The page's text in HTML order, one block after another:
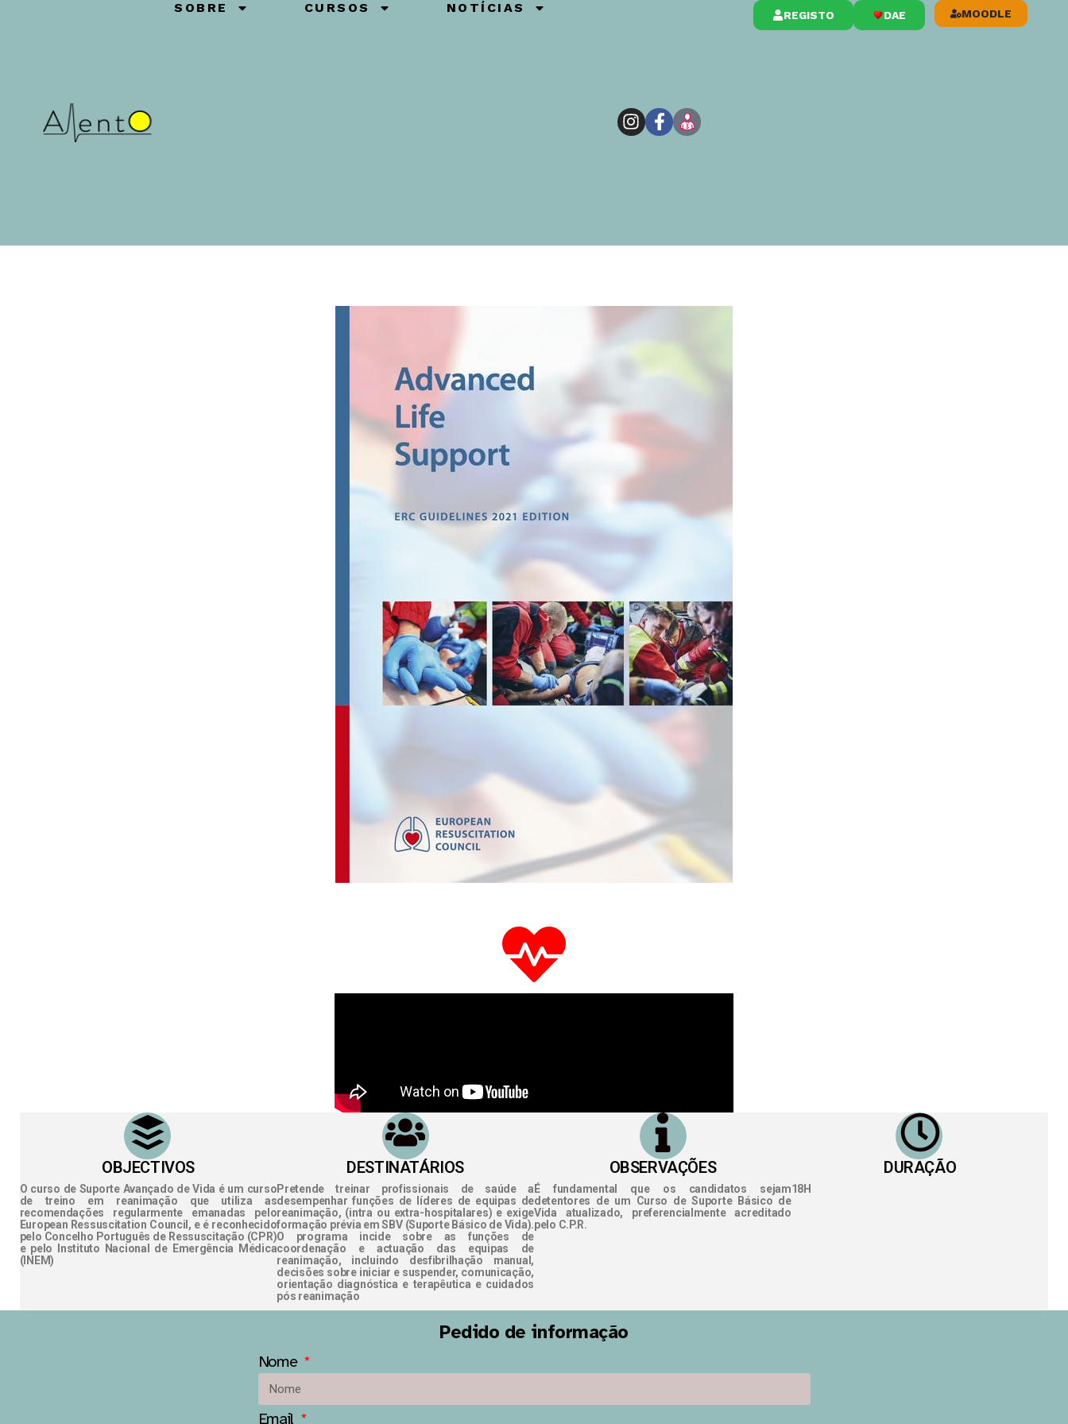
SOBRE CURSOS NOTÍCIAS REGISTO DAE MOODLE
OBJECTIVOS
O curso de Suporte Avançado de Vida é um curso
de treino em reanimação que utiliza as
recomendações regularmente emanadas pelo
European Ressuscitation Council, e é reconhecido
pelo Concelho Português de Ressuscitação (CPR)
e pelo Instituto Nacional de Emergência Médica
(INEM)
DESTINATÁRIOS
Pretende treinar profissionais de saúde a
desempenhar funções de líderes de equipas de
reanimação, (intra ou extra-hospitalares) e exige
formação prévia em SBV (Suporte Básico de Vida).
O programa incide sobre as funções de
coordenação e actuação das equipas de
reanimação, incluindo desfibrilhação manual,
decisões sobre iniciar e suspender, comunicação,
orientação diagnóstica e terapêutica e cuidados
pós reanimação
OBSERVAÇÕES
É fundamental que os candidatos sejam
detentores de um Curso de Suporte Básico de
Vida atualizado, preferencialmente acreditado
pelo C.P.R.
DURAÇÃO
18H
Pedido de informação
Nome
Email